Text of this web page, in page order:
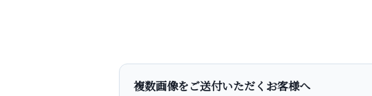
複数画像をご送付いただくお客様へ